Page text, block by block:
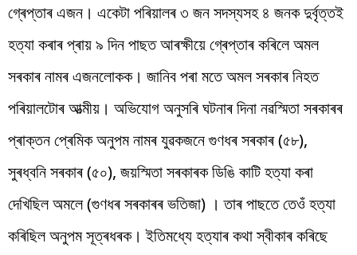
গ্ৰেপ্তাৰ এজন। একেটা পৰিয়ালৰ ৩ জন সদস্যসহ ৪ জনক দুৰ্বৃত্তই
হত্যা কৰাৰ প্ৰায় ৯ দিন পাছত আৰক্ষীয়ে গ্ৰেপ্তাৰ কৰিলে অমল
সৰকাৰ নামৰ এজনলোকক। জানিব পৰা মতে অমল সৰকাৰ নিহত
পৰিয়ালটোৰ আত্মীয়। অভিযোগ অনুসৰি ঘটনাৰ দিনা নৱস্মিতা সৰকাৰৰ
প্ৰাক্তন প্ৰেমিক অনুপম নামৰ যুৱকজনে গুণধৰ সৰকাৰ (৫৮),
সুৰধ্বনি সৰকাৰ (৫০), জয়স্মিতা সৰকাৰক ডিঙি কাটি হত্যা কৰা
দেখিছিল অমলে (গুণধৰ সৰকাৰৰ ভতিজা) । তাৰ পাছতে তেওঁ হত্যা
কৰিছিল অনুপম সূত্ৰধৰক। ইতিমধ্যে হত্যাৰ কথা স্বীকাৰ কৰিছে